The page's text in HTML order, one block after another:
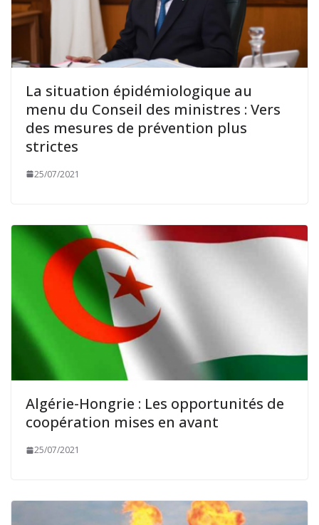
La situation épidémiologique au
menu du Conseil des ministres : Vers
des mesures de prévention plus
strictes
25/07/2021
Algérie-Hongrie : Les opportunités de
coopération mises en avant
25/07/2021